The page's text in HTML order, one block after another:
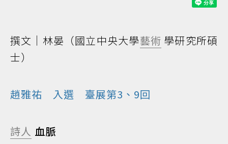
撰文｜林晏（國立中央大學藝術 學研究所碩
士）
趙雅祐 入選 臺展第3、9回
詩人 血脈